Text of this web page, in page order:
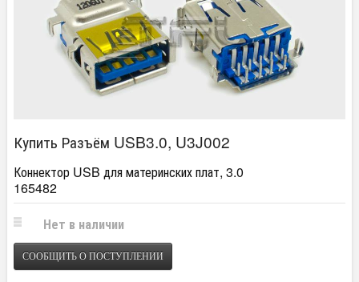
Купить Разъём USB3.0, U3J002
Коннектор USB для материнских плат, 3.0
165482
Нет в наличии
СООБЩИТЬ О ПОСТУПЛЕНИИ